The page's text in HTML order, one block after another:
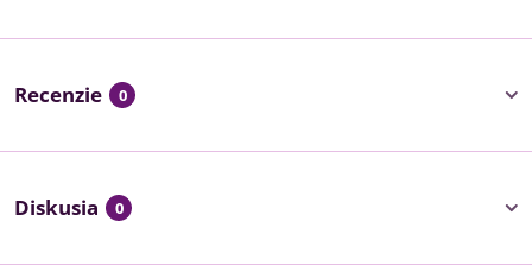
Recenzie 0
Diskusia 0